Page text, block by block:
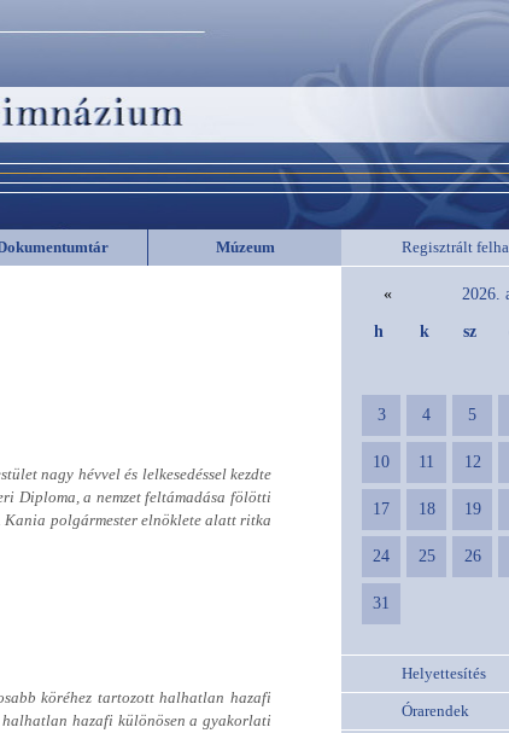
Múzeum Regisztrált
« 2026.
h k sz
3 4 5
10 11 12
17 18 19
24 25 26
31
Helyettesítés
Órarendek
nagy hévvel és lelkesedéssel kezdte
Diploma, a nemzet feltámadása fölötti
Kania polgármester elnöklete alatt ritka
köréhez tartozott halhatlan hazafi
halhatlan hazafi különösen a gyakorlati